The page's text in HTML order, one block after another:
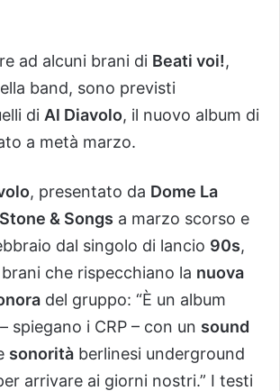
ad alcuni brani di Beati voi!,
band, sono previsti
di Al Diavolo, il nuovo album di
a metà marzo.
, presentato da Dome La
& Songs a marzo scorso e
dal singolo di lancio 90s,
che rispecchiano la nuova
del gruppo: “È un album
spiegano i CRP – con un sound
sonorità berlinesi underground
arrivare ai giorni nostri.” I testi